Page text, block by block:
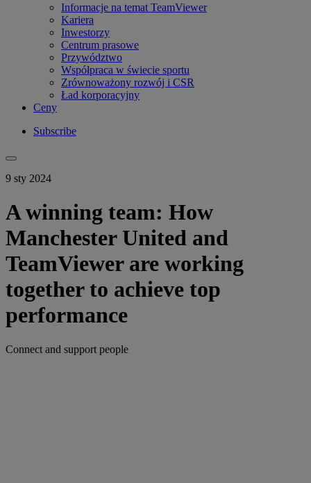
Informacje na temat TeamViewer
Kariera
Inwestorzy
Centrum prasowe
Przywództwo
Współpraca w świecie sportu
Zrównoważony rozwój i CSR
Ład korporacyjny
Ceny
Subscribe
9 sty 2024
A winning team: How
Manchester United and
TeamViewer are working
together to achieve top
performance
Connect and support people